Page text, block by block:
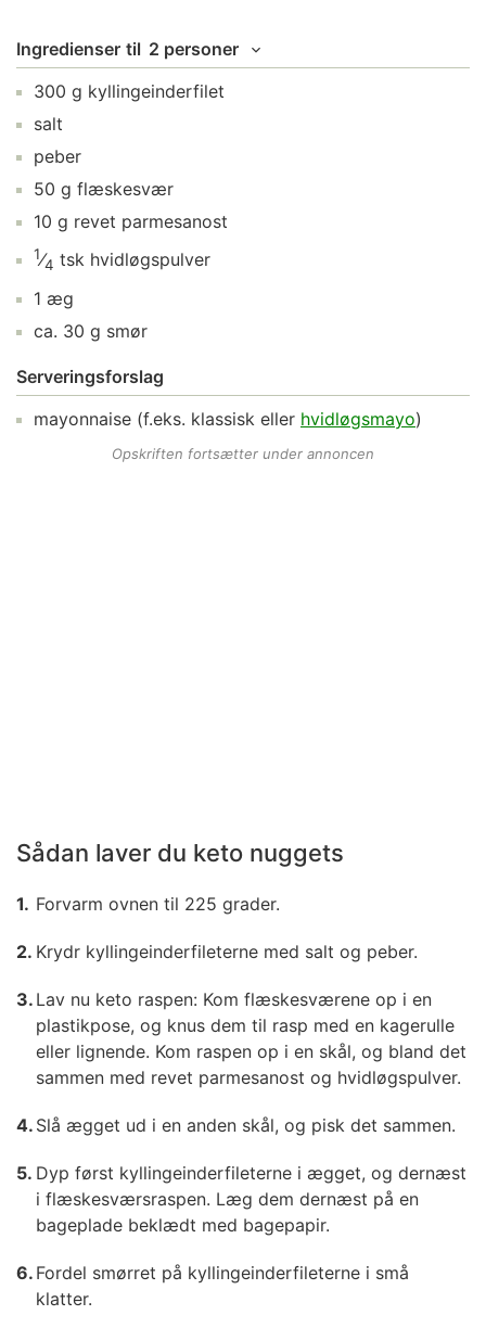
Ingredienser til 2 personer
300 g kyllingeinderfilet
salt
peber
50 g flæskesvær
10 g revet parmesanost
1⁄4 tsk hvidløgspulver
1 æg
ca. 30 g smør
Serveringsforslag
mayonnaise (f.eks. klassisk eller hvidløgsmayo)
Opskriften fortsætter under annoncen
Sådan laver du keto nuggets
Forvarm ovnen til 225 grader.
Krydr kyllingeinderfileterne med salt og peber.
Lav nu keto raspen: Kom flæskesværene op i en
plastikpose, og knus dem til rasp med en kagerulle
eller lignende. Kom raspen op i en skål, og bland det
sammen med revet parmesanost og hvidløgspulver.
Slå ægget ud i en anden skål, og pisk det sammen.
Dyp først kyllingeinderfileterne i ægget, og dernæst
i flæskesværsraspen. Læg dem dernæst på en
bageplade beklædt med bagepapir.
Fordel smørret på kyllingeinderfileterne i små
klatter.